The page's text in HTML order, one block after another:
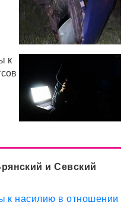
к
и Севский
к насилию в отношении